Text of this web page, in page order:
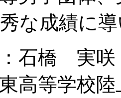
な成績に
：石橋 実
高等学校